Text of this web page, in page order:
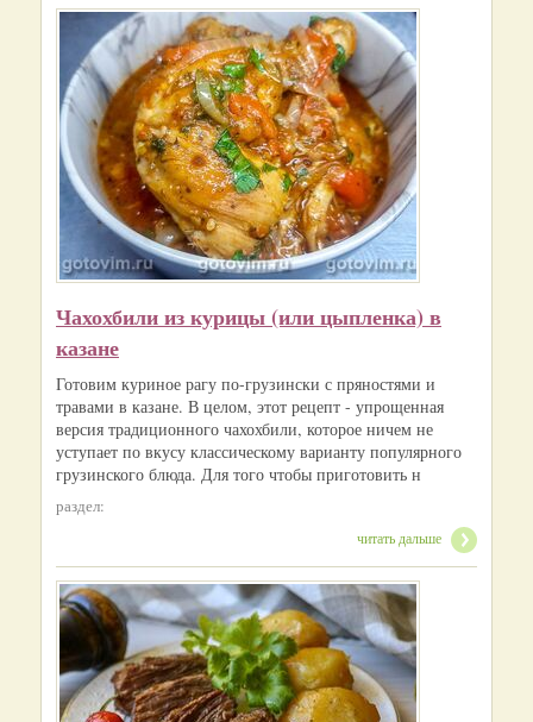
Чахохбили из курицы (или цыпленка) в
казане
Готовим куриное рагу по-грузински с пряностями и
травами в казане. В целом, этот рецепт - упрощенная
версия традиционного чахохбили, которое ничем не
уступает по вкусу классическому варианту популярного
грузинского блюда. Для того чтобы приготовить н
раздел:
читать дальше